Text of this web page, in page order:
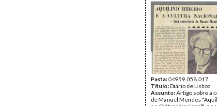
Pasta:04959.058.017
Título:Diário de Lisboa
Assunto:Artigo sobre a
de Manuel Mendes